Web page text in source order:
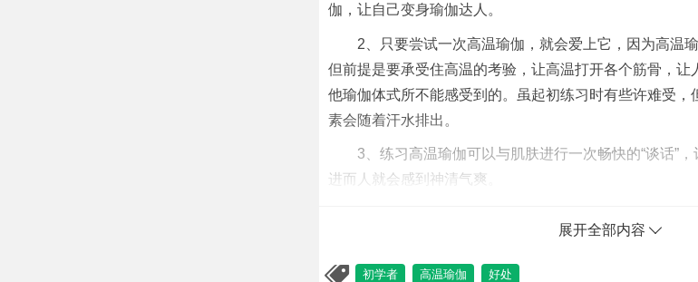
伽，让自己变身瑜伽达人。
2、只要尝试一次高温瑜伽，就会爱上它，因为高温
但前提是要承受住高温的考验，让高温打开各个筋骨，让
他瑜伽体式所不能感受到的。虽起初练习时有些许难受，
素会随着汗水排出。
3、练习高温瑜伽可以与肌肤进行一次畅快的“谈话”
进而人就会感到神清气爽。
在练习高温瑜伽的时候最好有专业老师的指导，虽然
展开全部内容
初学者 高温瑜伽 好处